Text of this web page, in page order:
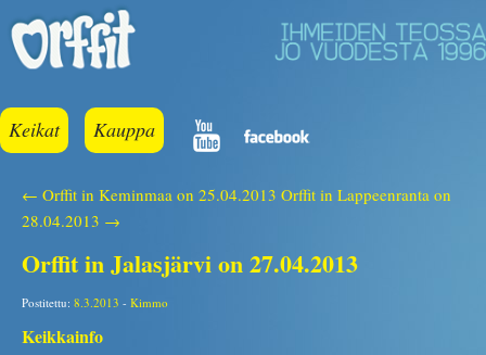
Keikat Kauppa
← Orffit in Keminmaa on 25.04.2013 Orffit in Lappeenranta on
28.04.2013 →
Orffit in Jalasjärvi on 27.04.2013
Postitettu: 8.3.2013 - Kimmo
Keikkainfo